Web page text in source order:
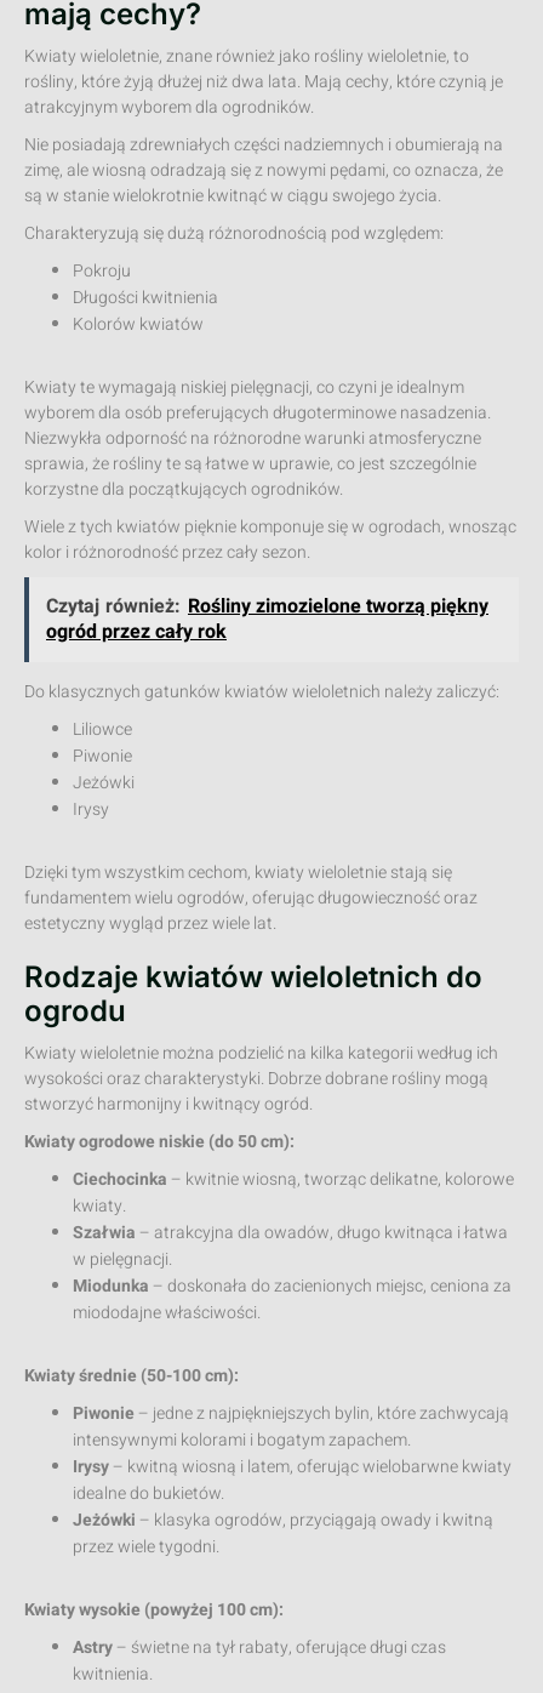
mają cechy?
Kwiaty wieloletnie, znane również jako rośliny wieloletnie, to
rośliny, które żyją dłużej niż dwa lata. Mają cechy, które czynią je
atrakcyjnym wyborem dla ogrodników.
Nie posiadają zdrewniałych części nadziemnych i obumierają na
zimę, ale wiosną odradzają się z nowymi pędami, co oznacza, że
są w stanie wielokrotnie kwitnąć w ciągu swojego życia.
Charakteryzują się dużą różnorodnością pod względem:
Pokroju
Długości kwitnienia
Kolorów kwiatów
Kwiaty te wymagają niskiej pielęgnacji, co czyni je idealnym
wyborem dla osób preferujących długoterminowe nasadzenia.
Niezwykła odporność na różnorodne warunki atmosferyczne
sprawia, że rośliny te są łatwe w uprawie, co jest szczególnie
korzystne dla początkujących ogrodników.
Wiele z tych kwiatów pięknie komponuje się w ogrodach, wnosząc
kolor i różnorodność przez cały sezon.
Czytaj również: Rośliny zimozielone tworzą piękny
ogród przez cały rok
Do klasycznych gatunków kwiatów wieloletnich należy zaliczyć:
Liliowce
Piwonie
Jeżówki
Irysy
Dzięki tym wszystkim cechom, kwiaty wieloletnie stają się
fundamentem wielu ogrodów, oferując długowieczność oraz
estetyczny wygląd przez wiele lat.
Rodzaje kwiatów wieloletnich do
ogrodu
Kwiaty wieloletnie można podzielić na kilka kategorii według ich
wysokości oraz charakterystyki. Dobrze dobrane rośliny mogą
stworzyć harmonijny i kwitnący ogród.
Kwiaty ogrodowe niskie (do 50 cm):
Ciechocinka – kwitnie wiosną, tworząc delikatne, kolorowe
kwiaty.
Szałwia – atrakcyjna dla owadów, długo kwitnąca i łatwa
w pielęgnacji.
Miodunka – doskonała do zacienionych miejsc, ceniona za
miododajne właściwości.
Kwiaty średnie (50-100 cm):
Piwonie – jedne z najpiękniejszych bylin, które zachwycają
intensywnymi kolorami i bogatym zapachem.
Irysy– kwitną wiosną i latem, oferując wielobarwne kwiaty
idealne do bukietów.
Jeżówki – klasyka ogrodów, przyciągają owady i kwitną
przez wiele tygodni.
Kwiaty wysokie (powyżej 100 cm):
Astry– świetne na tył rabaty, oferujące długi czas
kwitnienia.